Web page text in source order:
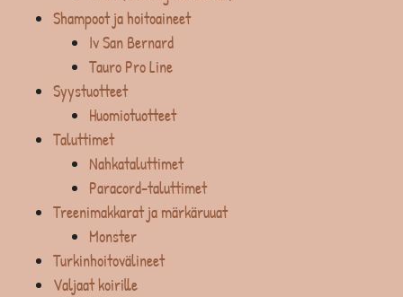
Shampoot ja hoitoaineet
Iv San Bernard
Tauro Pro Line
Syystuotteet
Huomiotuotteet
Taluttimet
Nahkataluttimet
Paracord-taluttimet
Treenimakkarat ja märkäruuat
Monster
Turkinhoitovälineet
Valjaat koirille